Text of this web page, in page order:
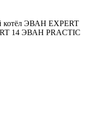
котёл ЭВАН EXPERT
14 ЭВАН PRACTIC